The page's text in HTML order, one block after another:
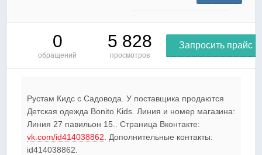
0
обращений
5 828
просмотров
Запросить прайс
Рустам Кидс c Садовода. У поставщика продаются
Детская одежда Bonito Kids. Линия и номер магазина:
Линия 27 павильон 15.. Страница Вконтакте:
vk.com/id414038862 . Дополнительные контакты:
id414038862.